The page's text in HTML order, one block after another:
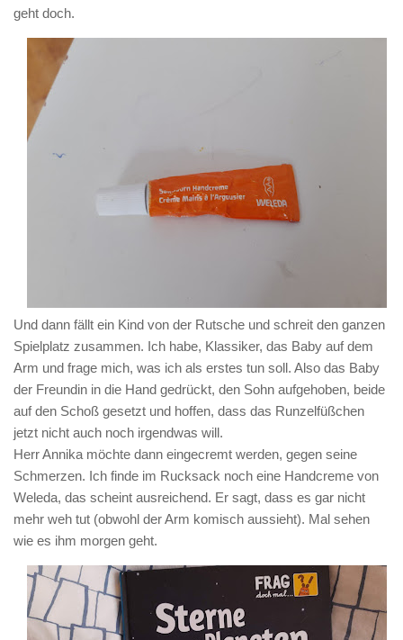
geht doch.
Und dann fällt ein Kind von der Rutsche und schreit den ganzen
Spielplatz zusammen. Ich habe, Klassiker, das Baby auf dem
Arm und frage mich, was ich als erstes tun soll. Also das Baby
der Freundin in die Hand gedrückt, den Sohn aufgehoben, beide
auf den Schoß gesetzt und hoffen, dass das Runzelfüßchen
jetzt nicht auch noch irgendwas will.
Herr Annika möchte dann eingecremt werden, gegen seine
Schmerzen. Ich finde im Rucksack noch eine Handcreme von
Weleda, das scheint ausreichend. Er sagt, dass es gar nicht
mehr weh tut (obwohl der Arm komisch aussieht). Mal sehen
wie es ihm morgen geht.